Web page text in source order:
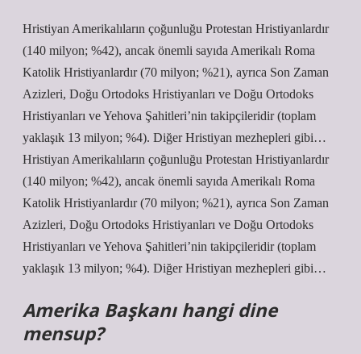
Hristiyan Amerikalıların çoğunluğu Protestan Hristiyanlardır
(140 milyon; %42), ancak önemli sayıda Amerikalı Roma
Katolik Hristiyanlardır (70 milyon; %21), ayrıca Son Zaman
Azizleri, Doğu Ortodoks Hristiyanları ve Doğu Ortodoks
Hristiyanları ve Yehova Şahitleri’nin takipçileridir (toplam
yaklaşık 13 milyon; %4). Diğer Hristiyan mezhepleri gibi…
Hristiyan Amerikalıların çoğunluğu Protestan Hristiyanlardır
(140 milyon; %42), ancak önemli sayıda Amerikalı Roma
Katolik Hristiyanlardır (70 milyon; %21), ayrıca Son Zaman
Azizleri, Doğu Ortodoks Hristiyanları ve Doğu Ortodoks
Hristiyanları ve Yehova Şahitleri’nin takipçileridir (toplam
yaklaşık 13 milyon; %4). Diğer Hristiyan mezhepleri gibi…
Amerika Başkanı hangi dine
mensup?